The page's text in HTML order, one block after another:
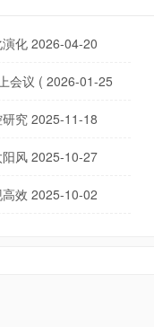
化 2026-04-20
会议 ( 2026-01-25
究 2025-11-18
风 2025-10-27
效 2025-10-02